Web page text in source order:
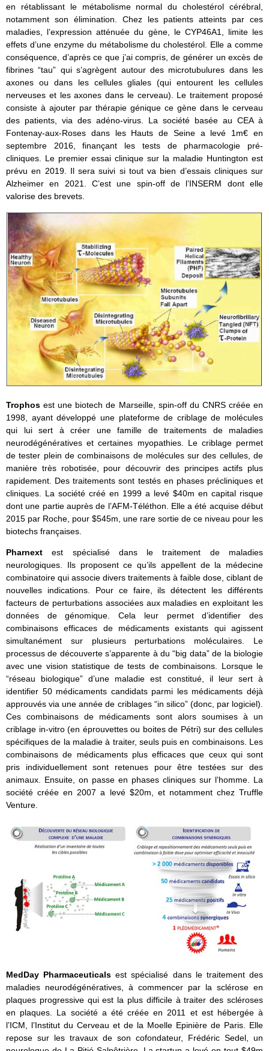
en rétablissant le métabolisme normal du cholestérol cérébral,
notamment son élimination. Chez les patients atteints par ces
maladies, l’expression atténuée du gène, le CYP46A1, limite les
effets d’une enzyme du métabolisme du cholestérol. Elle a comme
conséquence, d’après ce que j’ai compris, de générer un excès de
fibrines “tau” qui s’agrègent autour des microtubulures dans les
axones ou dans les cellules gliales (qui entourent les cellules
nerveuses et les axones dans le cerveau). Le traitement proposé
consiste à ajouter par thérapie génique ce gène dans le cerveau
des patients, via des adéno-virus. La société basée au CEA à
Fontenay-aux-Roses dans les Hauts de Seine a levé 1m€ en
septembre 2016, finançant les tests de pharmacologie pré-
cliniques. Le premier essai clinique sur la maladie Huntington est
prévu en 2019. Il sera suivi si tout va bien d’essais cliniques sur
Alzheimer en 2021. C’est une spin-off de l’INSERM dont elle
valorise des brevets.
Trophosest une biotech de Marseille, spin-off du CNRS créée en
1998, ayant développé une plateforme de criblage de molécules
qui lui sert à créer une famille de traitements de maladies
neurodégénératives et certaines myopathies. Le criblage permet
de tester plein de combinaisons de molécules sur des cellules, de
manière très robotisée, pour découvrir des principes actifs plus
rapidement. Des traitements sont testés en phases précliniques et
cliniques. La société créé en 1999 a levé $40m en capital risque
dont une partie auprès de l’AFM-Téléthon. Elle a été acquise début
2015 par Roche, pour $545m, une rare sortie de ce niveau pour les
biotechs françaises.
Pharnextest spécialisé dans le traitement de maladies
neurologiques. Ils proposent ce qu’ils appellent de la médecine
combinatoire qui associe divers traitements à faible dose, ciblant de
nouvelles indications. Pour ce faire, ils détectent les différents
facteurs de perturbations associées aux maladies en exploitant les
données de génomique. Cela leur permet d’identifier des
combinaisons efficaces de médicaments existants qui agissent
simultanément sur plusieurs perturbations moléculaires. Le
processus de découverte s’apparente à du “big data” de la biologie
avec une vision statistique de tests de combinaisons. Lorsque le
“réseau biologique” d’une maladie est constitué, il leur sert à
identifier 50 médicaments candidats parmi les médicaments déjà
approuvés via une année de criblages “in silico” (donc, par logiciel).
Ces combinaisons de médicaments sont alors soumises à un
criblage in-vitro (en éprouvettes ou boites de Pétri) sur des cellules
spécifiques de la maladie à traiter, seuls puis en combinaisons. Les
combinaisons de médicaments plus efficaces que ceux qui sont
pris individuellement sont retenues pour être testées sur des
animaux. Ensuite, on passe en phases cliniques sur l’homme. La
société créée en 2007 a levé $20m, et notamment chez Truffle
Venture.
MedDay Pharmaceuticals est spécialisé dans le traitement des
maladies neurodégénératives, à commencer par la sclérose en
plaques progressive qui est la plus difficile à traiter des scléroses
en plaques. La société a été créée en 2011 et est hébergée à
l’ICM, l’Institut du Cerveau et de la Moelle Epinière de Paris. Elle
repose sur les travaux de son cofondateur, Frédéric Sedel, un